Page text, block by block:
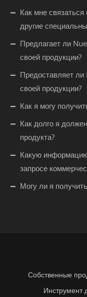
Как мне
другие
Предлагает ли
своей продукции?
Предоставляет
своей продукции?
Как я могу
Как долго я
продукта?
Какую
запросе
Могу ли я
Собственные
Инструмент